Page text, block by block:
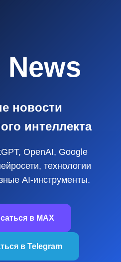
News
новости
интеллекта
OpenAI, Google
технологии
AI‑инструменты.
в MAX
в Telegram